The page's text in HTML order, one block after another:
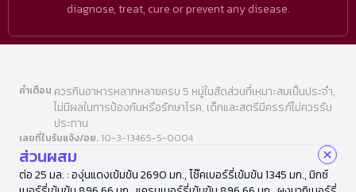
diagnose, treat, cure or prevent any disease.
คำเตือน ควรกินอาหารหลากหลายครบ 5 หมู่ในสัดส่วนที่เหมาะสมเป็นประจำ,
ไม่มีผลในการป้องกันหรือรักษาโรค, เด็กและสตรีมีครรภ์ไม่ควรรับ
ประทาน
เลขที่ใบรับแจ้ง/อย. 10-3-13465-5-0004
ส่วนผสม
ต่อ 25 มล. : องุ่นแดงเข้มข้น 2690 มก., โช๊คเบอร์รี่เข้มข้น 1345 มก., มิกซ์